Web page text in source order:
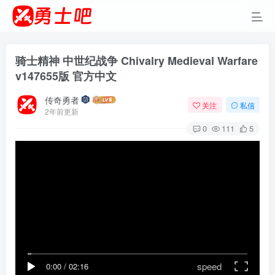
骑士精神 中世纪战争 Chivalry Medieval Warfare
v147655版 官方中文
传奇勇者
2年前更新
关注 私信
0 111 5
0:00 / 02:16 speed